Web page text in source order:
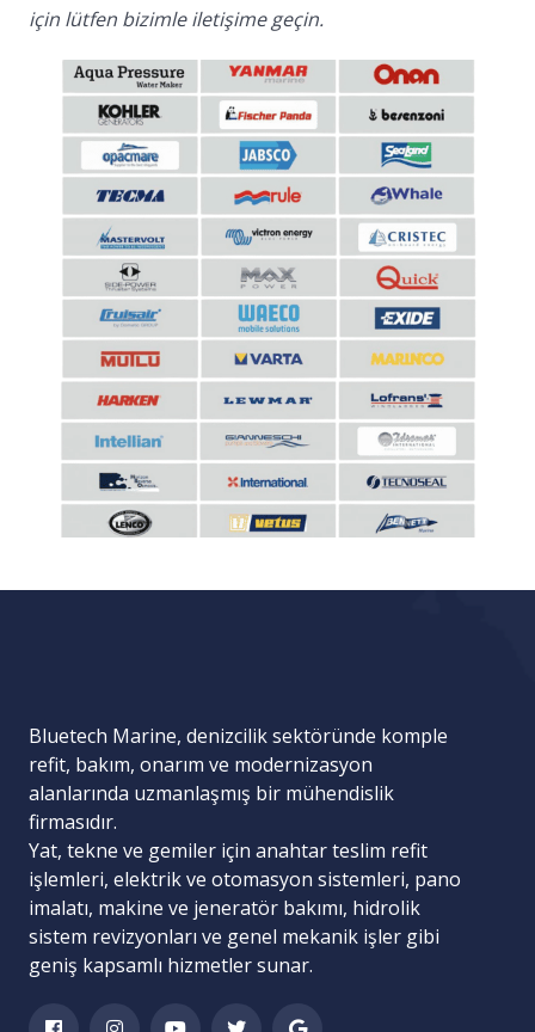
için lütfen bizimle iletişime geçin.
Bluetech Marine, denizcilik sektöründe komple
refit, bakım, onarım ve modernizasyon
alanlarında uzmanlaşmış bir mühendislik
firmasıdır.
Yat, tekne ve gemiler için anahtar teslim refit
işlemleri, elektrik ve otomasyon sistemleri, pano
imalatı, makine ve jeneratör bakımı, hidrolik
sistem revizyonları ve genel mekanik işler gibi
geniş kapsamlı hizmetler sunar.